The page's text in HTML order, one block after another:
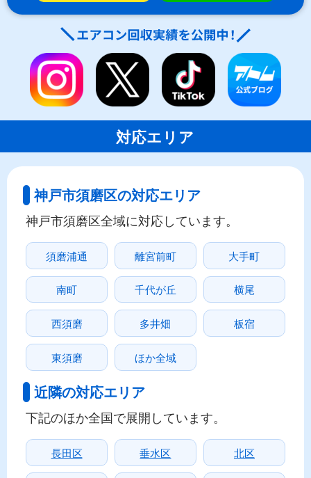
対応エリア
神戸市須磨区の対応エリア
神戸市須磨区全域に対応しています。
須磨浦通 離宮前町 大手町
南町 千代が丘 横尾
西須磨 多井畑 板宿
東須磨 ほか全域
近隣の対応エリア
下記のほか全国で展開しています。
長田区 垂水区 北区